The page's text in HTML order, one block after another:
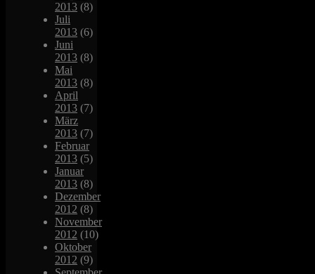
2013 (8)
Juli
2013 (6)
Juni
2013 (8)
Mai
2013 (8)
April
2013 (7)
März
2013 (7)
Februar
2013 (5)
Januar
2013 (8)
Dezember
2012 (8)
November
2012 (10)
Oktober
2012 (9)